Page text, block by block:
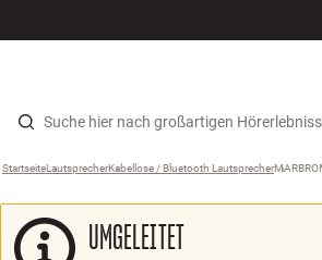
Zum Inhalt wechseln
Lautsprecher
Kopfhörer
Startseite ›
Lautsprecher ›
Kabellose / Bluetooth Lautsprecher ›
UMGELEITET